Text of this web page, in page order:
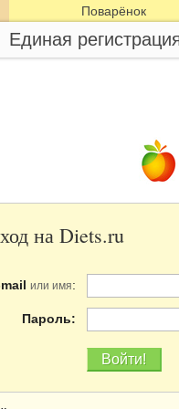
Поварёнок
Единая
на Diets.ru
или имя:
Пароль: